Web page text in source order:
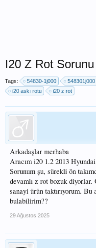
I20 Z Rot Sorunu
Tags: 54830-1j000 548301j000
i20 askı rotu
i20 z rot
Arkadaşlar merhaba
Aracım i20 1.2 2013 Hyundai
Sorunum şu, sürekli ön
devamlı z rot bozuk diyorlar.
sanayi ürün taktırıyorum.
bulabilirim??
29 Ağustos 2025